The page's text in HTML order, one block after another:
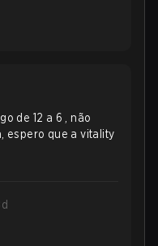
de 12 a 6 , não
espero que a vitality